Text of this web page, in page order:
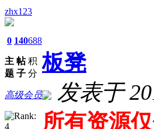
zhx123
0
主
题
140
帖
子
688
积
分
高级会员
板凳
发表于
所有资源